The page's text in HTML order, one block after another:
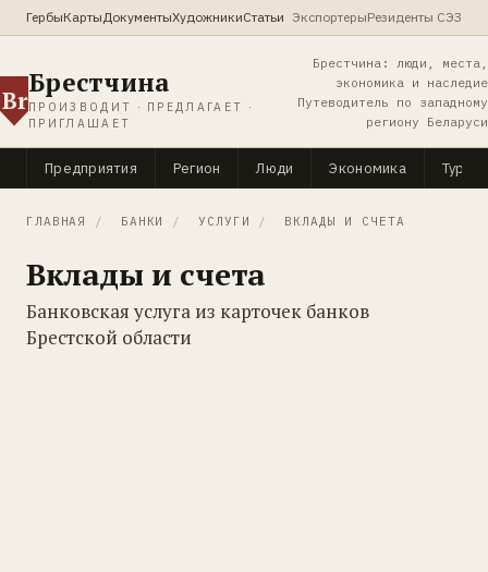
ГербыКартыДокументыХудожникиСтатьи ЭкспортерыРезиденты СЭЗ
Br
Брестчина
ПРОИЗВОДИТ · ПРЕДЛАГАЕТ ·
ПРИГЛАШАЕТ
Брестчина: люди, места,
экономика и наследие
Путеводитель по западному
региону Беларуси
Предприятия Регион Люди Экономика
ГЛАВНАЯ / БАНКИ / УСЛУГИ / ВКЛАДЫ И СЧЕТА
Вклады и счета
Банковская услуга из карточек банков
Брестской области